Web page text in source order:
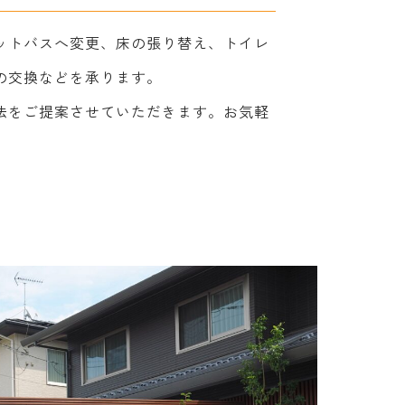
バスへ変更、床の張り替え、トイレ
換などを承ります。
をご提案させていただきます。お気軽